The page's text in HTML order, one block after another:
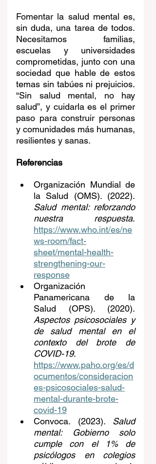
Fomentar la salud mental es,
sin duda, una tarea de todos.
Necesitamos familias,
escuelas y universidades
comprometidas, junto con una
sociedad que hable de estos
temas sin tabúes ni prejuicios.
“Sin salud mental, no hay
salud”, y cuidarla es el primer
paso para construir personas
y comunidades más humanas,
resilientes y sanas.
Referencias
Organización Mundial de
Salud mental: reforzando
nuestra respuesta
https://www.who.int/es/ne
ws-room/fact-
sheet/mental-health-
strengthening-our-
response
Organización
Panamericana de la
Aspectos psicosociales y
de salud mental en el
contexto del brote de
COVID-19
https://www.paho.org/es/d
ocumentos/consideracion
es-psicosociales-salud-
mental-durante-brote-
covid-19
Convoca. (2023). Salud
mental: Gobierno solo
cumple con el 1% de
psicólogos en colegios